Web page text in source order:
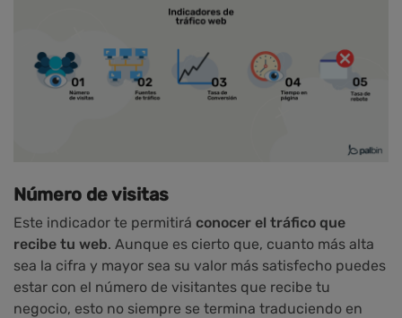
Número de visitas
Este indicador te permitirá conocer el tráfico que
recibe tu web. Aunque es cierto que, cuanto más alta
sea la cifra y mayor sea su valor más satisfecho puedes
estar con el número de visitantes que recibe tu
negocio, esto no siempre se termina traduciendo en